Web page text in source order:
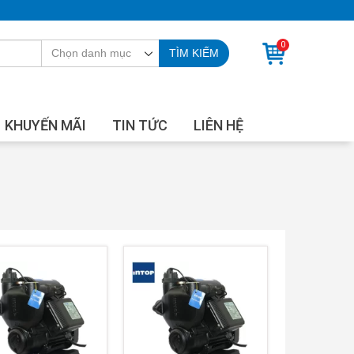
TÌM KIẾM
0
KHUYẾN MÃI TIN TỨC LIÊN HỆ